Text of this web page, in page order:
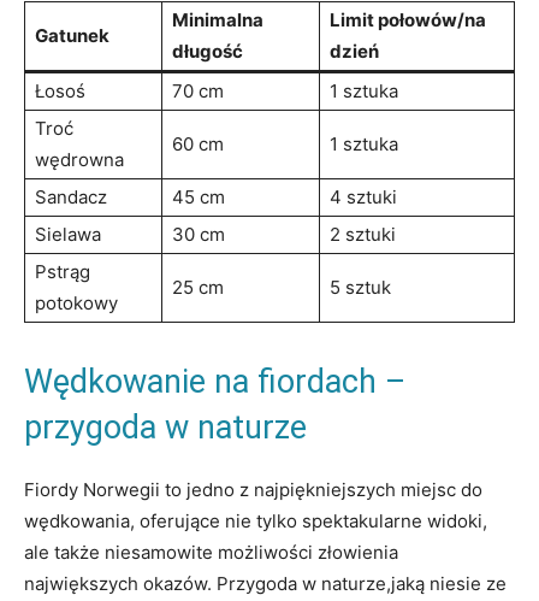
Gatunek
Minimalna
długość
Limit połowów/na
dzień
Łosoś
70 cm
1 sztuka
Troć
wędrowna
60 cm 1 sztuka
Sandacz 45 cm
4 sztuki
Sielawa
30 cm
2 sztuki
Pstrąg
potokowy
25 cm 5 sztuk
Wędkowanie na fiordach –
przygoda w naturze
Fiordy Norwegii to jedno z najpiękniejszych miejsc do
wędkowania, oferujące nie tylko spektakularne widoki,
ale także niesamowite możliwości złowienia
największych okazów. Przygoda w naturze,jaką niesie ze